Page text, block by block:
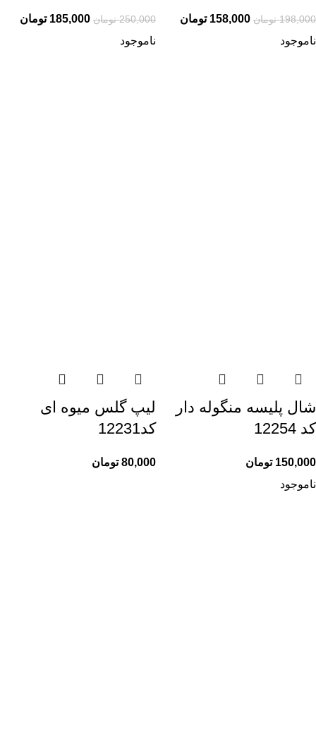
198,000 تومان 158,000 تومان 250,000 تومان 185,000 تومان
ناموجود
شال پلیسه منگوله دار
کد 12254
150,000 تومان
ناموجود
لیپ گلس میوه ای
کد12231
80,000 تومان
ناموجود